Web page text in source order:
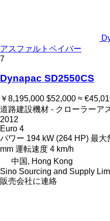
アスファルトペイバー
7
Dynapac SD2550CS
￥8,195,000 $52,000 ≈
道路建設機材 - クローラーア
2012
Euro 4
パワー 194 kW (264 HP) 最大
mm 運転速度 4 km/h
中国, Hong Kong
Sino Sourcing and Supply
販売会社に連絡